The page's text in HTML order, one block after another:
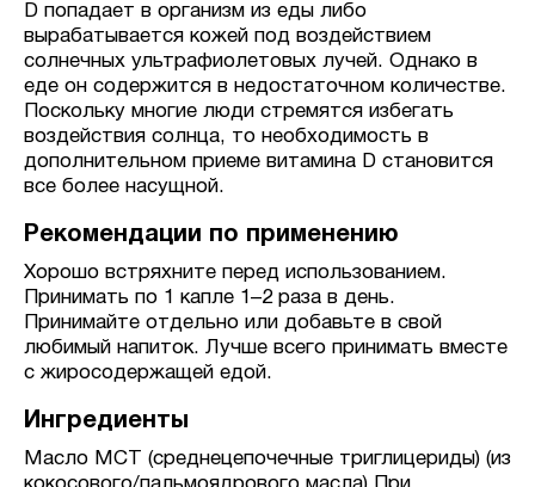
D попадает в организм из еды либо
вырабатывается кожей под воздействием
солнечных ультрафиолетовых лучей. Однако в
еде он содержится в недостаточном количестве.
Поскольку многие люди стремятся избегать
воздействия солнца, то необходимость в
дополнительном приеме витамина D становится
все более насущной.
Рекомендации по применению
Хорошо встряхните перед использованием.
Принимать по 1 капле 1–2 раза в день.
Принимайте отдельно или добавьте в свой
любимый напиток. Лучше всего принимать вместе
с жиросодержащей едой.
Ингредиенты
Масло MCT (среднецепочечные триглицериды) (из
кокосового/пальмоядрового масла).При